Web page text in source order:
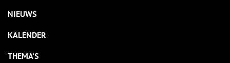
NIEUWS
KALENDER
THEMA’S